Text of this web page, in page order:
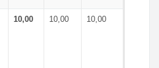
10,00 10,00 10,00